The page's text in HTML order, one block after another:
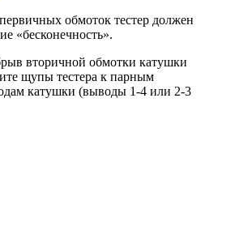
обмоток тестер должен
«бесконечность».
вторичной обмотки катушки
щупы тестера к парным
катушки (выводы 1-4 или 2-3